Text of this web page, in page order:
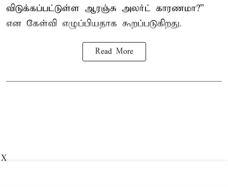
விடுக்கப்பட்டுள்ள ஆரஞ்சு அலர்ட் காரணமா?”
என கேள்வி எழுப்பியதாக கூறப்படுகிறது.
Read More
X